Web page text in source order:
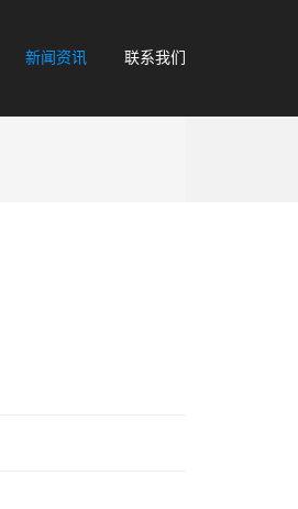
新闻资讯 联系我们